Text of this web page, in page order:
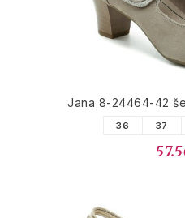
Jana 8-24464-42
36 37